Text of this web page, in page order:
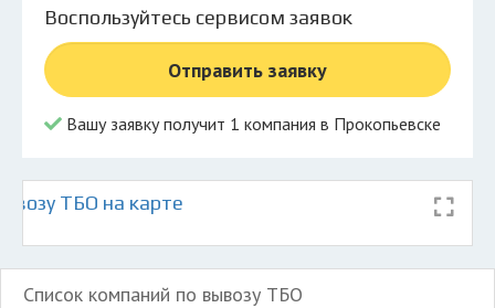
© 2026 Все права защищены
Воспользуйтесь сервисом заявок
Отправить заявку
Вашу заявку получит 1 компания в Прокопьевске
ТБО на карте
Список компаний по вывозу ТБО